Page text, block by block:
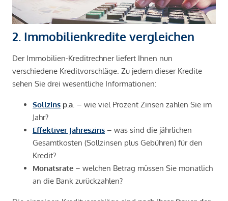
2. Immobilienkredite vergleichen
Der Immobilien-Kreditrechner liefert Ihnen nun
verschiedene Kreditvorschläge. Zu jedem dieser Kredite
sehen Sie drei wesentliche Informationen:
Sollzins p.a . – wie viel Prozent Zinsen zahlen Sie im
Jahr?
Effektiver Jahreszins – was sind die jährlichen
Gesamtkosten (Sollzinsen plus Gebühren) für den
Kredit?
Monatsrate – welchen Betrag müssen Sie monatlich
an die Bank zurückzahlen?